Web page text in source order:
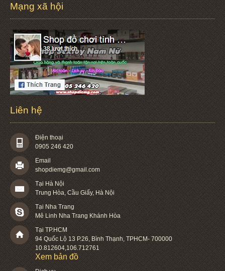
Mạng xã hội
Liên hệ
Điện thoại
0905 246 420
Email
shopdiemg@gmail.com
Tại Hà Nội
Trung Hòa, Cầu Giấy, Hà Nội
Tại Nha Trang
Mê Linh Nha Trang Khánh Hòa
Tại TP.HCM
94 Quốc Lộ 13 P.26,Bình Thạnh,TPHCM-700000
10.812604,106.712761
Xem bản đồ